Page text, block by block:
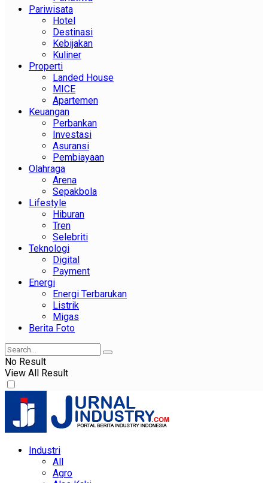
Pariwisata
Hotel
Destinasi
Kebijakan
Kuliner
Properti
Landed House
MICE
Apartemen
Keuangan
Perbankan
Investasi
Asuransi
Pembiayaan
Olahraga
Arena
Sepakbola
Lifestyle
Hiburan
Tren
Selebriti
Teknologi
Digital
Payment
Energi
Energi Terbarukan
Listrik
Migas
Berita Foto
No Result
View All Result
Industri
All
Agro